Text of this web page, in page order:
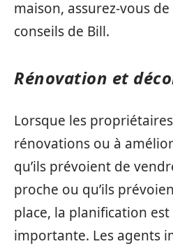
maison, assurez-vous
conseils de Bill.
Rénovation et
Lorsque les
rénovations ou à
qu’ils prévoient de
proche ou qu’ils
place, la planification
importante. Les agents